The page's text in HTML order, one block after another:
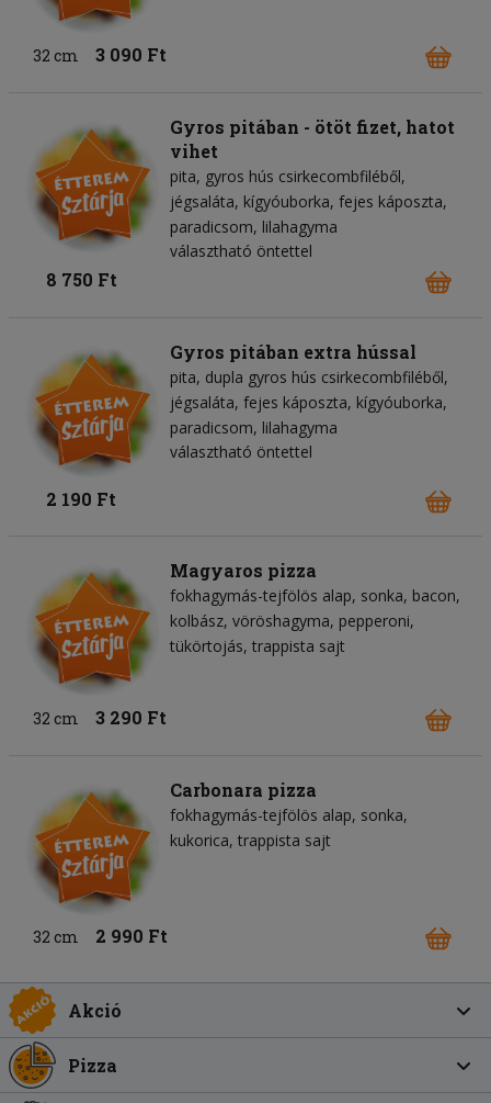
32 cm 3 090 Ft
Gyros pitában - ötöt fizet, hatot
vihet
pita gyros hús csirkecombfiléből
jégsaláta kígyóuborka fejes káposzta
paradicsom lilahagyma
választható öntettel
8 750 Ft
Gyros pitában extra hússal
pita dupla gyros hús csirkecombfiléből
jégsaláta fejes káposzta kígyóuborka
paradicsom lilahagyma
választható öntettel
2 190 Ft
Magyaros pizza
fokhagymás-tejfölös alap sonka bacon
kolbász vöröshagyma pepperoni
tükörtojás trappista sajt
32 cm 3 290 Ft
Carbonara pizza
fokhagymás-tejfölös alap sonka
kukorica trappista sajt
32 cm 2 990 Ft
Akció
Pizza